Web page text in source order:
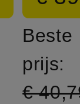
Beste
prijs:
€